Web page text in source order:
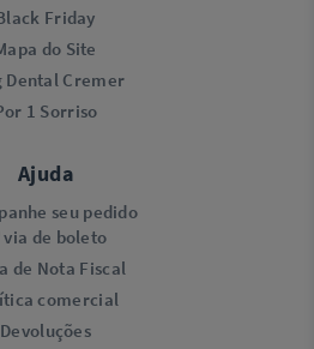
Friday
do Site
Dental Cremer
1 Sorriso
Ajuda
seu pedido
via de boleto
de Nota Fiscal
comercial
Devoluções